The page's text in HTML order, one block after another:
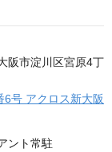
号 アクロス新大阪
ント常駐